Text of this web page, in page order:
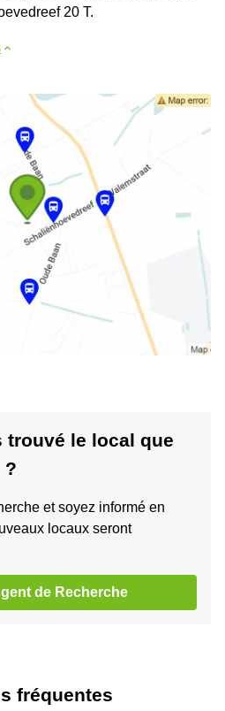
20 T.
trouvé le local que
?
et soyez informé en
locaux seront
de Recherche
fréquentes